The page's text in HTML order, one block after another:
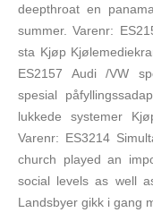
deepthroat en
summer. Varenr:
sta Kjøp
ES2157 Audi /VW
spesial
lukkede systemer
Varenr: ES3214
church played an
social levels as well
Landsbyer gikk i gang